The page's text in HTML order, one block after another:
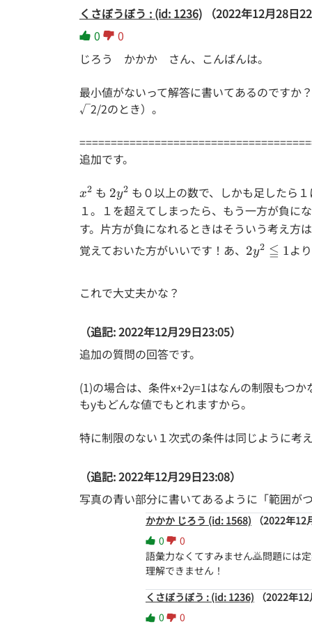
くさぼうぼう : (id: 1236)
（2022年12月28日
0
0
じろう かかか さん、こんばんは。
最小値がないって解答に書いてあるのですか
√2/2のとき）。
追加です。
x^2
x2 も 2y^2
2y2 も０以上の数で、しかも足したら
１。１を超えてしまったら、もう一方が負に
す。片方が負になれるときはそういう考え方
覚えておいた方がいいです！あ、 2y^2≦1
2y2 ≦ 1より
これで大丈夫かな？
（追記: 2022年12月29日23:05）
追加の質問の回答です。
(1)の場合は、条件x+2y=1はなんの制限もつ
もyもどんな値でもとれますから。
特に制限のない１次式の条件は同じように考
（追記: 2022年12月29日23:08）
写真の青い部分に書いてあるように「範囲が
かかか じろう (id: 1568)
（2022年
0
0
語彙力なくてすみません🙇問題には
理解できません！
くさぼうぼう : (id: 1236)
（2022年
0
0